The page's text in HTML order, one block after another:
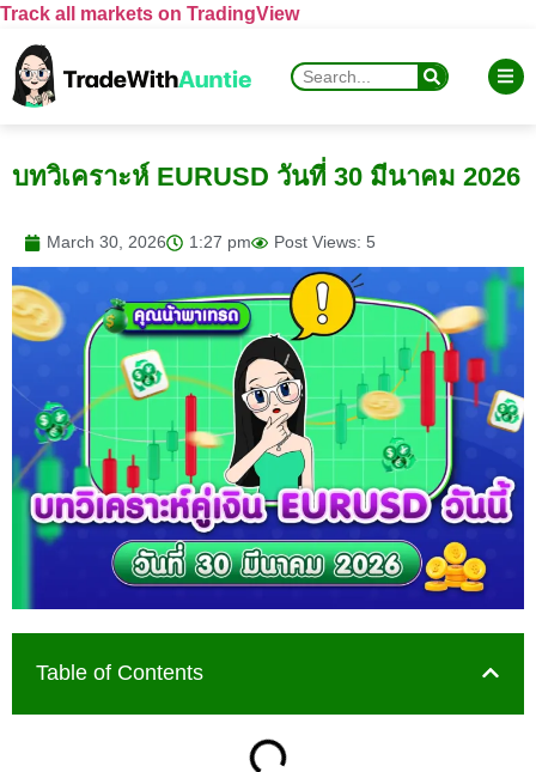
Track all markets on TradingView
บทวิเคราะห์ EURUSD วันที่ 30 มีนาคม 2026
March 30, 2026 1:27 pm Post Views: 5
Table of Contents